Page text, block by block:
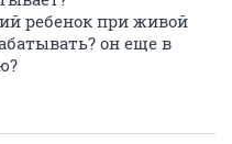
ребенок при живой
он еще в